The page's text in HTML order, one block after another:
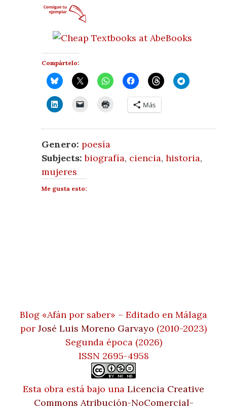
Compártelo:
Más
Genero: poesía
Subjects: biografía, ciencia,historia,
mujeres
Me gusta esto:
Blog «Afán por saber» – Editado en Málaga
por José Luis Moreno Garvayo (2010-2023)
Segunda época (2026)
ISSN 2695-4958
Esta obra está bajo una Licencia Creative
Commons Atribución-NoComercial-